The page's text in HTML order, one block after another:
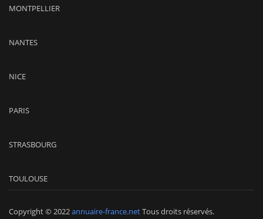
MONTPELLIER
NANTES
NICE
PARIS
STRASBOURG
TOULOUSE
Copyright © 2022annuaire-france.netTous droits réservés.